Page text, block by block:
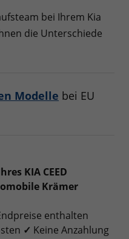
bei Ihrem Kia
die Unterschiede
Modelle bei EU
KIA CEED
Krämer
enthalten
✓ Keine Anzahlung